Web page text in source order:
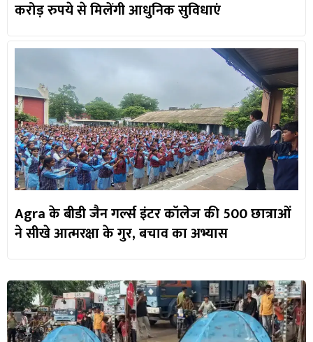
करोड़ रुपये से मिलेंगी आधुनिक सुविधाएं
Agra के बीडी जैन गर्ल्स इंटर कॉलेज की 500 छात्राओं
ने सीखे आत्मरक्षा के गुर, बचाव का अभ्यास